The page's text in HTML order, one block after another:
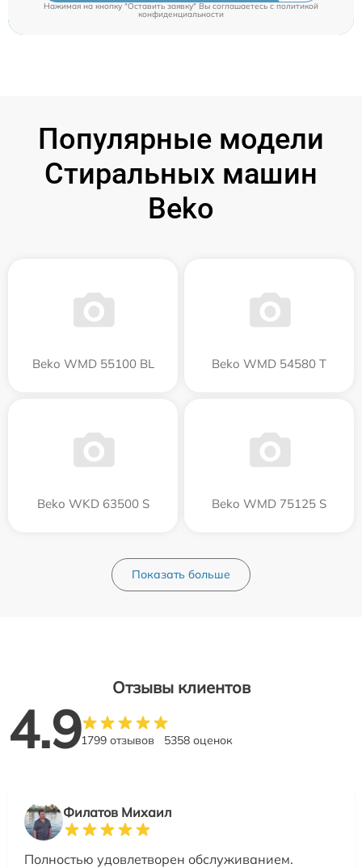
Нажимая на кнопку "Оставить заявку" Вы соглашаетесь cполитикой
конфиденциальности
Популярные модели
Стиральных машин
Beko
Beko WMD 55100 BL Beko WMD 54580 T
Beko WKD 63500 S Beko WMD 75125 S
Показать больше
Отзывы клиентов
4.91799 отзывов 5358 оценок
Филатов Михаил
Полностью удовлетворен обслуживанием.